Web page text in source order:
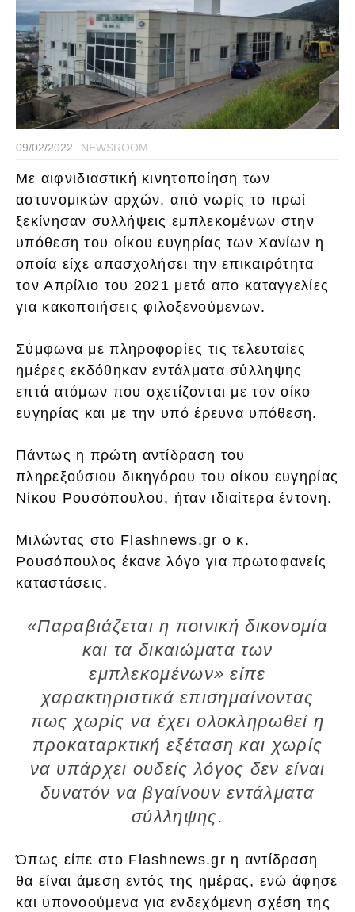
09/02/2022 NEWSROOM
Με αιφνιδιαστική κινητοποίηση των
αστυνομικών αρχών, από νωρίς το πρωί
ξεκίνησαν συλλήψεις εμπλεκομένων στην
υπόθεση του οίκου ευγηρίας των Χανίων η
οποία είχε απασχολήσει την επικαιρότητα
τον Απρίλιο του 2021 μετά απο καταγγελίες
για κακοποιήσεις φιλοξενούμενων.
Σύμφωνα με πληροφορίες τις τελευταίες
ημέρες εκδόθηκαν εντάλματα σύλληψης
επτά ατόμων που σχετίζονται με τον οίκο
ευγηρίας και με την υπό έρευνα υπόθεση.
Πάντως η πρώτη αντίδραση του
πληρεξούσιου δικηγόρου του οίκου ευγηρίας
Νίκου Ρουσόπουλου, ήταν ιδιαίτερα έντονη.
Μιλώντας στο Flashnews.gr ο κ.
Ρουσόπουλος έκανε λόγο για πρωτοφανείς
καταστάσεις.
«Παραβιάζεται η ποινική δικονομία
και τα δικαιώματα των
εμπλεκομένων» είπε
χαρακτηριστικά επισημαίνοντας
πως χωρίς να έχει ολοκληρωθεί η
προκαταρκτική εξέταση και χωρίς
να υπάρχει ουδείς λόγος δεν είναι
δυνατόν να βγαίνουν εντάλματα
σύλληψης.
Όπως είπε στο Flashnews.gr η αντίδραση
θα είναι άμεση εντός της ημέρας, ενώ άφησε
και υπονοούμενα για ενδεχόμενη σχέση της